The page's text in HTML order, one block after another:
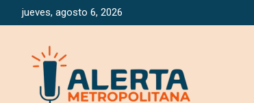
Saltarjueves, agosto 6, 2026